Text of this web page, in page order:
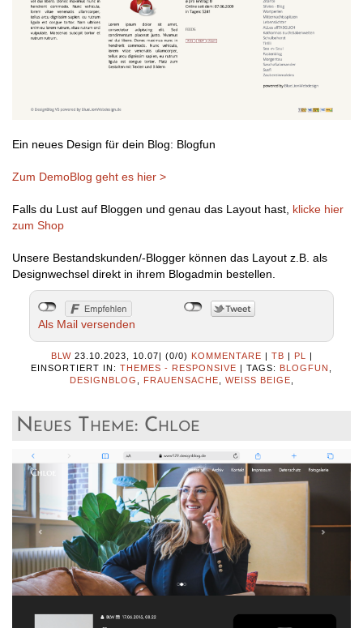
Ein neues Design für dein Blog: Blogfun
Zum DemoBlog geht es hier >
Falls du Lust auf Bloggen und genau das Layout hast, klicke hier
zum Shop
Unsere Bestandskunden/-Blogger können das Layout z.B. als
Designwechsel direkt in ihrem Blogadmin bestellen.
Als Mail versenden
BLW 23.10.2023, 10.07 (0/0) KOMMENTARE TB PL
EINSORTIERT IN: THEMES - RESPONSIVE TAGS: BLOGFUN
DESIGNBLOG
FRAUENSACHE WEISS BEIGE
Neues Theme: Chloe